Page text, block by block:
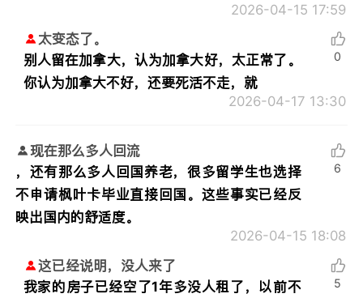
2026-04-15 17:59
太变态了。
别人留在加拿大，认为加拿大好，太正常了。
你认为加拿大不好，还要死活不走，就
2026-04-17 13:30
0
现在那么多人回流
，还有那么多人回国养老，很多留学生也选择
不申请枫叶卡毕业直接回国。这些事实已经反
映出国内的舒适度。
2026-04-15 18:08
6
这已经说明，没人来了
我家的房子已经空了1年多没人租了，以前不
5